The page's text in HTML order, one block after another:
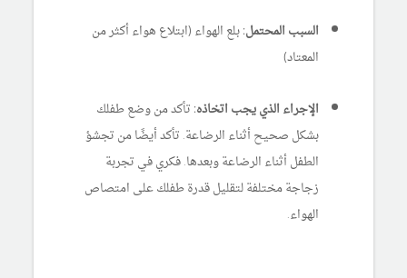
السبب المحتمل:بلع الهواء (ابتلاع هواء أكثر من
المعتاد)
الإجراء الذي يجب اتخاذه: تأكد من وضع طفلك
بشكل صحيح أثناء الرضاعة. تأكد أيضًا من تجشؤ
الطفل أثناء الرضاعة وبعدها. فكري في تجربة
زجاجة مختلفة لتقليل قدرة طفلك على امتصاص
الهواء.